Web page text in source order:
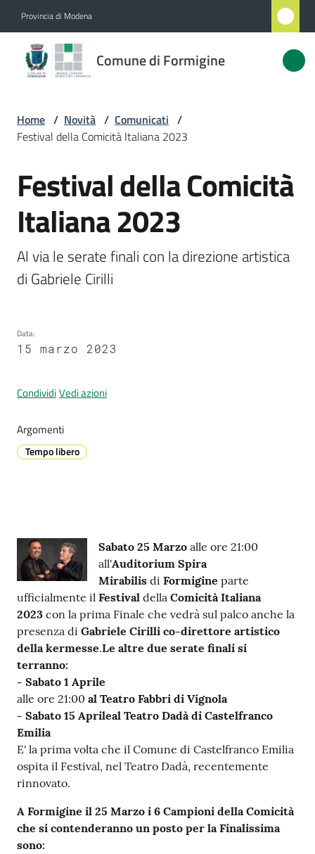
Provincia di Modena
Comune di Formigine
Comune
di
Novità
Servizi
Vivere
Formigine
appuntamenti
A
l
l
e
t
e
o
Tutti
gli
argomenti...
Seguici
su
Home / Novità / Comunicati /
Festival della Comicità Italiana 2023
Salta al contenuto
Festival della Comicità
Italiana 2023
Al via le serate finali con la direzione artistica
di Gabriele Cirilli
Data:
15 marzo 2023
CondividiVedi azioni
Argomenti
Tempo libero
Contenuto Sabato 25 Marzo alle ore 21:00
all'Auditorium Spira
Mirabilis di Formigine parte
ufficialmente il Festival della Comicità Italiana
2023 con la prima Finale che vedrà sul palco anche la
presenza di Gabriele Cirilli co-direttore artistico
della kermesse.Le altre due serate finali si
terranno:
- Sabato 1 Aprile
alle ore 21:00 al Teatro Fabbri di Vignola
- Sabato 15 Aprileal Teatro Dadà di Castelfranco
Emilia
E' la prima volta che il Comune di Castelfranco Emilia
ospita il Festival, nel Teatro Dadà, recentemente
rinnovato.
A Formigine il 25 Marzo i 6 Campioni della Comicità
che si contenderanno un posto per la Finalissima
sono: